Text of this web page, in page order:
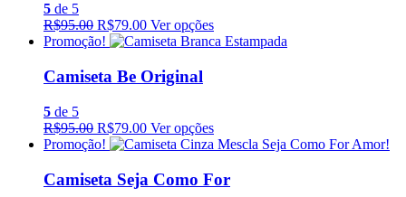
5 de 5
R$95.00 R$79.00 Ver opções
Promoção!
Camiseta Be Original
5 de 5
R$95.00 R$79.00 Ver opções
Promoção!
Camiseta Seja Como For